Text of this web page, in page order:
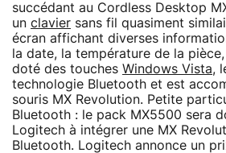
succédant au Cordless Desktop
un clavier sans fil quasiment
écran affichant diverses
la date, la température de la
doté des touches Windows Vista,
technologie Bluetooth et est
souris MX Revolution. Petite
Bluetooth : le pack MX5500 sera
Logitech à intégrer une MX
Bluetooth. Logitech annonce un